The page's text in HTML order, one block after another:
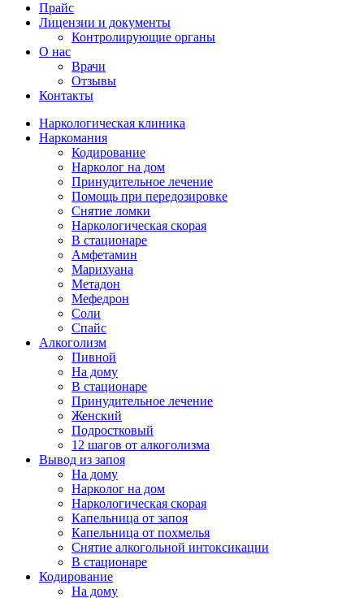
Прайс
Лицензии и документы
Контролирующие органы
О нас
Врачи
Отзывы
Контакты
Наркологическая клиника
Наркомания
Кодирование
Нарколог на дом
Принудительное лечение
Помощь при передозировке
Снятие ломки
Наркологическая скорая
В стационаре
Амфетамин
Марихуана
Метадон
Мефедрон
Соли
Спайс
Алкоголизм
Пивной
На дому
В стационаре
Принудительное лечение
Женский
Подростковый
12 шагов от алкоголизма
Вывод из запоя
На дому
Нарколог на дом
Наркологическая скорая
Капельница от запоя
Капельница от похмелья
Снятие алкогольной интоксикации
В стационаре
Кодирование
На дому